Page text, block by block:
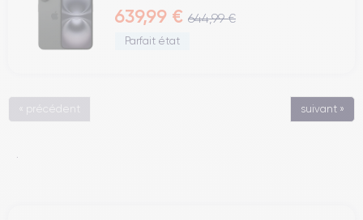
639,99 € 644,99 €
Parfait état
« précédent suivant »
.